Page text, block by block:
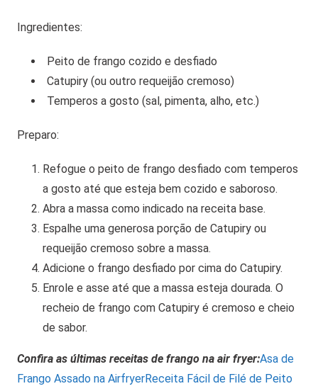
Ingredientes:
Peito de frango cozido e desfiado
Catupiry (ou outro requeijão cremoso)
Temperos a gosto (sal, pimenta, alho, etc.)
Preparo:
Refogue o peito de frango desfiado com temperos
a gosto até que esteja bem cozido e saboroso.
Abra a massa como indicado na receita base.
Espalhe uma generosa porção de Catupiry ou
requeijão cremoso sobre a massa.
Adicione o frango desfiado por cima do Catupiry.
Enrole e asse até que a massa esteja dourada. O
recheio de frango com Catupiry é cremoso e cheio
de sabor.
Confira as últimas receitas de frango na air fryer:Asa de
Frango Assado na AirfryerReceita Fácil de Filé de Peito